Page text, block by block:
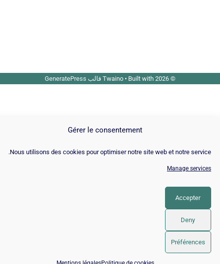
Gérer le consentement
Nous utilisons des cookies pour optimiser notre site web et notre
Manage
Accepter
Deny
Préférences
• Built with قالب GeneratePress
📅 احجز 15 دقيقة مع خبير SEO / GEO